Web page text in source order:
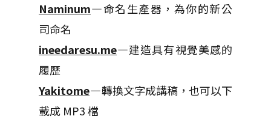
Naminum—命名生產器，為你的新公
司命名
ineedaresu.me—建造具有視覺美感的
履歷
Yakitome— 轉換文字成講稿，也可以下
載成 MP3 檔